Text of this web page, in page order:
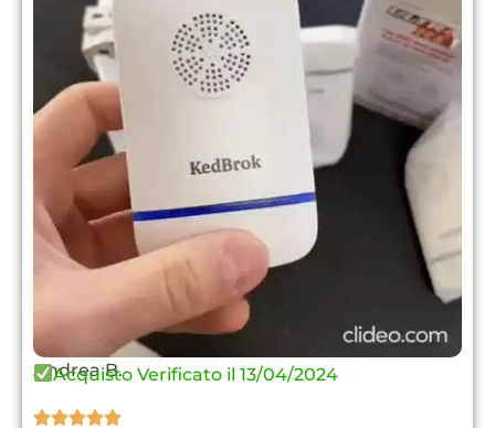
Andrea B.
Acquisto Verificato il 13/04/2024
